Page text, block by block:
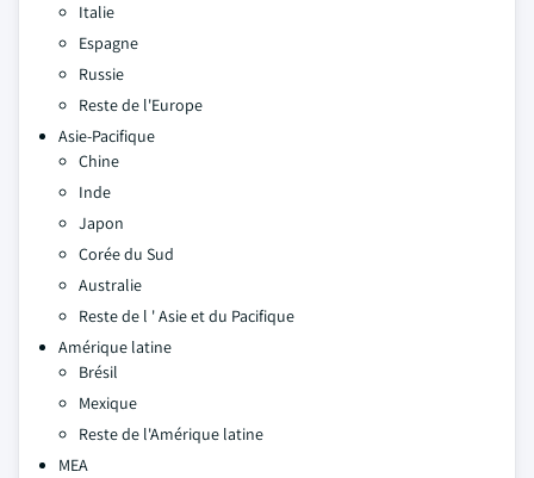
Italie
Espagne
Russie
Reste de l'Europe
Asie-Pacifique
Chine
Inde
Japon
Corée du Sud
Australie
Reste de l ' Asie et du Pacifique
Amérique latine
Brésil
Mexique
Reste de l'Amérique latine
MEA